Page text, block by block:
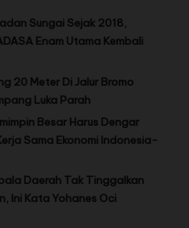
Sungai Sejak 2018,
Enam Utama Kembali
20 Meter Di Jalur Bromo
Luka Parah
Besar Harus Dengar
Sama Ekonomi Indonesia-
Daerah Tak Tinggalkan
Ini Kata Yohanes Oci